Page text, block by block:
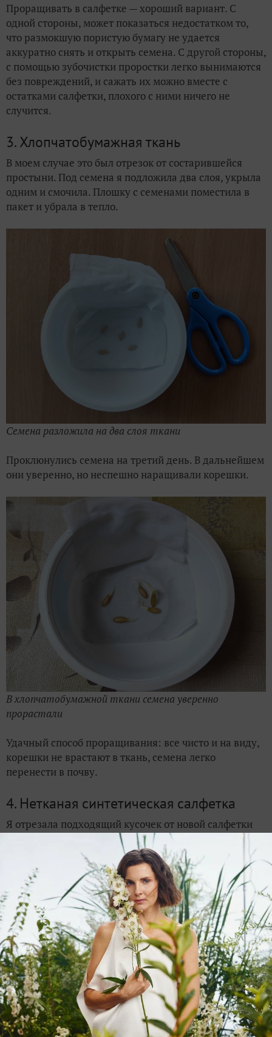
Проращивать в салфетке — хороший вариант. С
одной стороны, может показаться недостатком то,
что размокшую пористую бумагу не удается
аккуратно снять и открыть семена. С другой стороны,
с помощью зубочистки проростки легко вынимаются
без повреждений, и сажать их можно вместе с
остатками салфетки, плохого с ними ничего не
случится.
3. Хлопчатобумажная ткань
В моем случае это был отрезок от состарившейся
простыни. Под семена я подложила два слоя, укрыла
одним и смочила. Плошку с семенами поместила в
пакет и убрала в тепло.
Семена разложила на два слоя ткани
Проклюнулись семена на третий день. В дальнейшем
они уверенно, но неспешно наращивали корешки.
В хлопчатобумажной ткани семена уверенно
прорастали
Удачный способ проращивания: все чисто и на виду,
корешки не врастают в ткань, семена легко
перенести в почву.
4. Нетканая синтетическая салфетка
Я отрезала подходящий кусочек от новой салфетки
так, чтобы хватило свернуть ее в два слоя. Поместила
в прозрачный контейнер, разложила семена и
накрыла, подлила немного воды. И вот тут поджидал
неприятный сюрприз — салфетка никак не хотела
смачиваться. Вода перекатывалась по поверхности,
не проникая в ткань. Пришлось немного повозиться,
прежде чем все намокло, как нужно. Накрыла,
поставила в тепло.